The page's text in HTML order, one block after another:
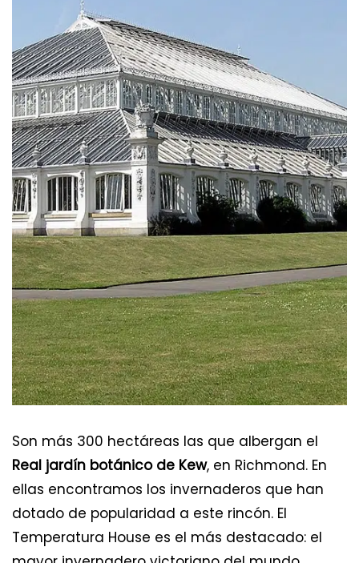
Los 12 mejores museos del mundo
Son más 300 hectáreas las que albergan el
Real jardín botánico de Kew, en Richmond. En
ellas encontramos los invernaderos que han
dotado de popularidad a este rincón. El
Temperatura House es el más destacado: el